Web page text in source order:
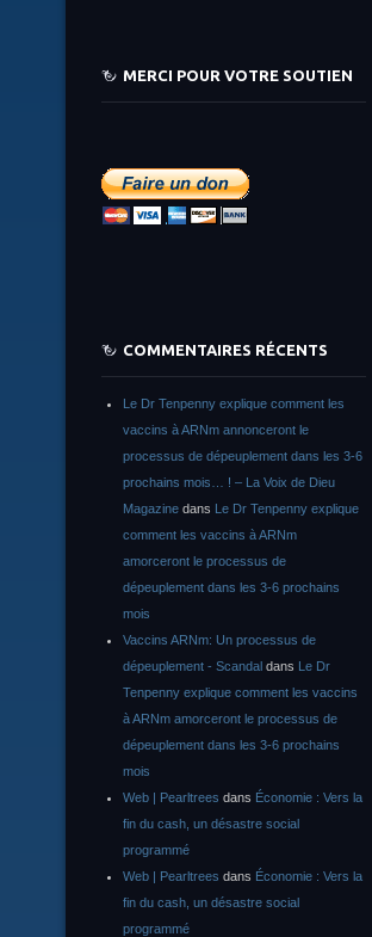
MERCI POUR VOTRE SOUTIEN
COMMENTAIRES RÉCENTS
Le Dr Tenpenny explique comment les
vaccins à ARNm annonceront le
processus de dépeuplement dans les 3-6
prochains mois… ! – La Voix de Dieu
Magazine dans Le Dr Tenpenny explique
comment les vaccins à ARNm
amorceront le processus de
dépeuplement dans les 3-6 prochains
mois
Vaccins ARNm: Un processus de
dépeuplement - Scandal dans Le Dr
Tenpenny explique comment les vaccins
à ARNm amorceront le processus de
dépeuplement dans les 3-6 prochains
mois
Web | Pearltrees dans Économie : Vers la
fin du cash, un désastre social
programmé
Web | Pearltrees dans Économie : Vers la
fin du cash, un désastre social
programmé